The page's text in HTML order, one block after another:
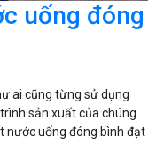
uống đóng
ai cũng từng sử dụng
sản xuất của chúng
nước uống đóng bình đạt